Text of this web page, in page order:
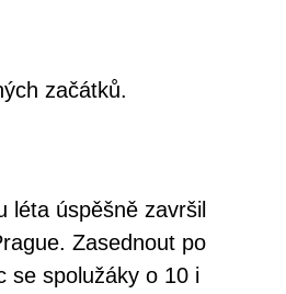
začátků.
léta úspěšně završil
Zasednout po
se spolužáky o 10 i